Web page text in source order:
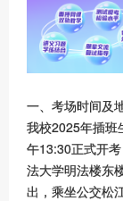
一、考场时间及
我校2025年插班
午13:30正式开
法大学明法楼东
出，乘坐公交松